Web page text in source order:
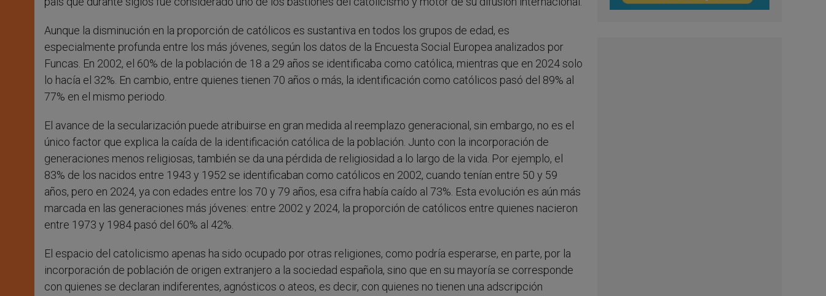
Aunque la disminución en la proporción de católicos es sustantiva en todos los grupos de edad, es
especialmente profunda entre los más jóvenes, según los datos de la Encuesta Social Europea analizados por
Funcas. En 2002, el 60% de la población de 18 a 29 años se identificaba como católica, mientras que en 2024 solo
lo hacía el 32%. En cambio, entre quienes tienen 70 años o más, la identificación como católicos pasó del 89% al
77% en el mismo periodo.
El avance de la secularización puede atribuirse en gran medida al reemplazo generacional, sin embargo, no es el
único factor que explica la caída de la identificación católica de la población. Junto con la incorporación de
generaciones menos religiosas, también se da una pérdida de religiosidad a lo largo de la vida. Por ejemplo, el
83% de los nacidos entre 1943 y 1952 se identificaban como católicos en 2002, cuando tenían entre 50 y 59
años, pero en 2024, ya con edades entre los 70 y 79 años, esa cifra había caído al 73%. Esta evolución es aún más
marcada en las generaciones más jóvenes: entre 2002 y 2024, la proporción de católicos entre quienes nacieron
entre 1973 y 1984 pasó del 60% al 42%.
El espacio del catolicismo apenas ha sido ocupado por otras religiones, como podría esperarse, en parte, por la
incorporación de población de origen extranjero a la sociedad española, sino que en su mayoría se corresponde
con quienes se declaran indiferentes, agnósticos o ateos, es decir, con quienes no tienen una adscripción